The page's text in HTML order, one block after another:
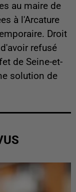
au maire de
à l'Arcature
Droit
refusé
de Seine-et-
solution de